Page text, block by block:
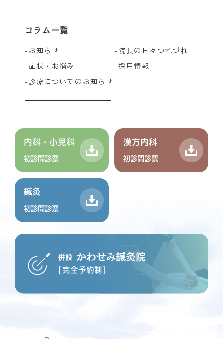
コラム一覧
お知らせ
院長の日々つれづれ
症状・お悩み
採用情報
診療についてのお知らせ
内科・小児科
初診問診票
漢方内科
初診問診票
鍼灸
初診問診票
併設 かわせみ鍼灸院
[完全予約制]